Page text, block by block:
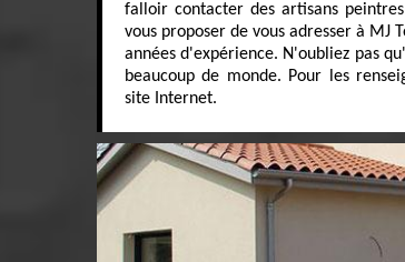
falloir contacter des artisans
vous proposer de vous adresser à MJ
années d'expérience. N'oubliez pas
beaucoup de monde. Pour les
site Internet.